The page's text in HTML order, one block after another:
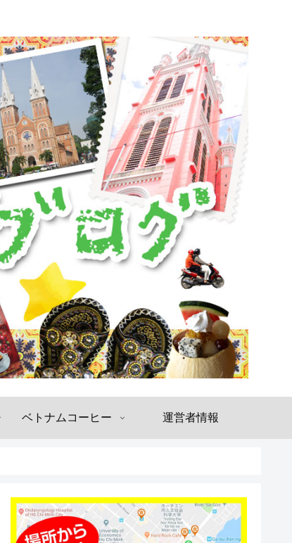
ベトナムコーヒー 運営者情報